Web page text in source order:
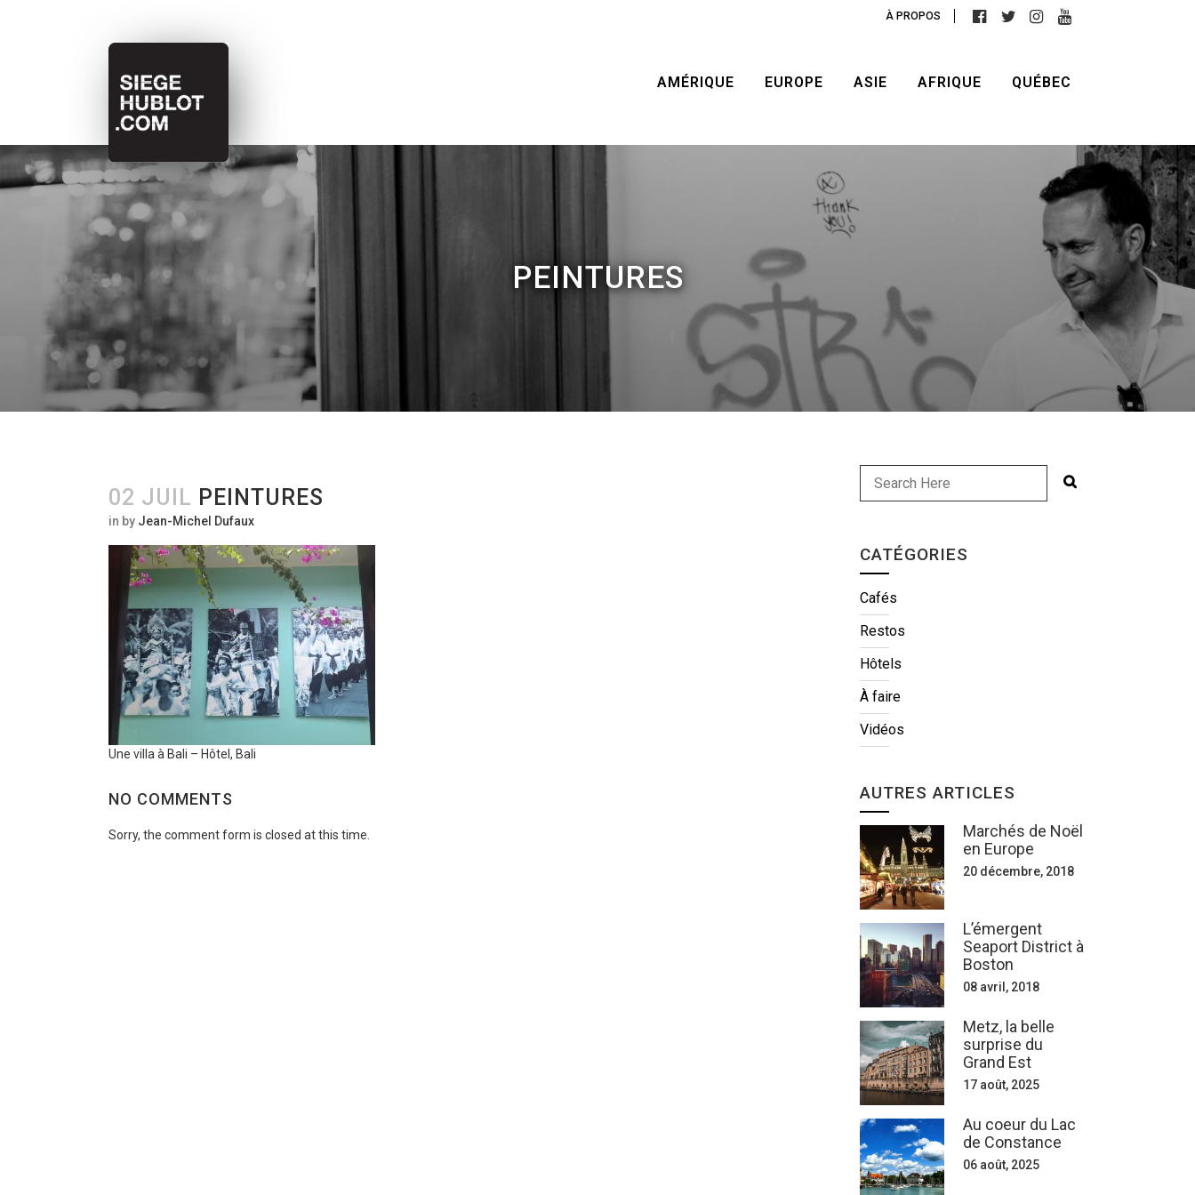
À PROPOS
AMÉRIQUE EUROPE ASIE AFRIQUE QUÉBEC
PEINTURES
02 JUIL PEINTURES
in by Jean-Michel Dufaux
Une villa à Bali – Hôtel, Bali
NO COMMENTS
Sorry, the comment form is closed at this time.
CATÉGORIES
Cafés
Restos
Hôtels
À faire
Vidéos
AUTRES ARTICLES
Marchés de Noël
en Europe
20 décembre, 2018
L’émergent
Seaport District à
Boston
08 avril, 2018
Metz, la belle
surprise du
Grand Est
17 août, 2025
Au coeur du Lac
de Constance
06 août, 2025